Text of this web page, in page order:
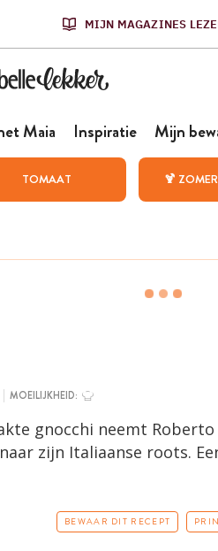
MIJN MAGAZINES
Maia Inspiratie Mijn
TOMAAT 🍹
MOEILIJKHEID:
gnocchi neemt Roberto
zijn Italiaanse roots.
BEWAAR DIT RECEPT